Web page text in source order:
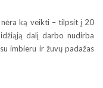
nėra ką veikti – tilpsit į 20
dalį darbo nudirba
imbieru ir žuvų padažas